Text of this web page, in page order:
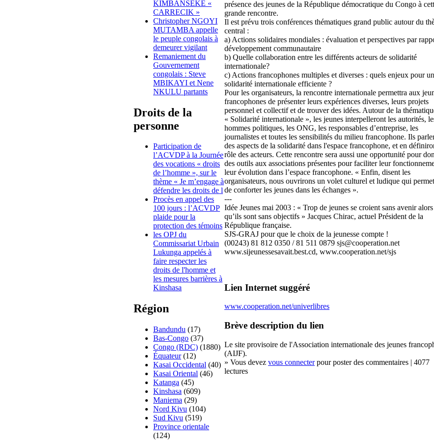
KIMBANSEKE «
CARRECIK »
Christopher NGOYI
MUTAMBA appelle
le peuple congolais à
demeurer vigilant
Remaniement du
Gouvernement
congolais : Steve
MBIKAYI et Nene
NKULU partants
Droits de la
personne
Participation de
l’ACVDP à la Journée
des vocations « droits
de l’homme », sur le
thème « Je m’engage à
défendre les droits de l
Procès en appel des
100 jours : l’ACVDP
plaide pour la
protection des témoins
les OPJ du
Commissariat Urbain
Lukunga appelés à
faire respecter les
droits de l'homme et
les mesures barrières à
Kinshasa
Région
Bandundu (17)
Bas-Congo (37)
Congo (RDC) (1880)
Équateur(12)
Kasai Occidental (40)
Kasai Oriental (46)
Katanga (45)
Kinshasa (609)
Maniema (29)
Nord Kivu (104)
Sud Kivu (519)
Province orientale
(124)
présence des jeunes de la République démocratique du Congo à
grande rencontre.
Il est prévu trois conférences thématiques grand public autour du
central :
a) Actions solidaires mondiales : évaluation et perspectives par
développement communautaire
b) Quelle collaboration entre les différents acteurs de solidarité
internationale?
c) Actions francophones multiples et diverses : quels enjeux pour
solidarité internationale efficiente ?
Pour les organisateurs, la rencontre internationale permettra aux
francophones de présenter leurs expériences diverses, leurs projets
personnel et collectif et de trouver des idées. Autour de la
« Solidarité internationale », les jeunes interpelleront les autorités,
hommes politiques, les ONG, les responsables d’entreprise, les
journalistes et toutes les sensibilités du milieu francophone. Ils
des aspects de la solidarité dans l'espace francophone, et en
rôle des acteurs. Cette rencontre sera aussi une opportunité pour
des outils aux associations présentes pour faciliter leur
leur évolution dans l’espace francophone. « Enfin, disent les
organisateurs, nous ouvrirons un volet culturel et ludique qui
de conforter les jeunes dans les échanges ».
---
Idée Jeunes mai 2003 : « Trop de jeunes se croient sans avenir alors
qu’ils sont sans objectifs » Jacques Chirac, actuel Président de la
République française.
SJS-GRAJ pour que le choix de la jeunesse compte !
(00243) 81 812 0350 / 81 511 0879 sjs@cooperation.net
www.sijeunessesavait.best.cd, www.cooperation.net/sjs
Lien Internet suggéré
www.cooperation.net/univerlibres
Brève description du lien
Le site provisoire de l'Association internationale des jeunes
(AIJF).
» Vous devez vous connecterpour poster des commentaires | 4077
lectures